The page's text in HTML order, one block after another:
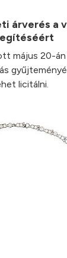
árverés a
május 20-án
licitálni.